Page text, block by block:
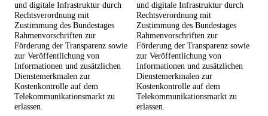
und digitale Infrastruktur durch
Rechtsverordnung mit
Zustimmung des Bundestages
Rahmenvorschriften zur
Förderung der Transparenz sowie
zur Veröffentlichung von
Informationen und zusätzlichen
Dienstemerkmalen zur
Kostenkontrolle auf dem
Telekommunikationsmarkt zu
erlassen.
und digitale Infrastruktur durch
Rechtsverordnung mit
Zustimmung des Bundestages
Rahmenvorschriften zur
Förderung der Transparenz sowie
zur Veröffentlichung von
Informationen und zusätzlichen
Dienstemerkmalen zur
Kostenkontrolle auf dem
Telekommunikationsmarkt zu
erlassen.